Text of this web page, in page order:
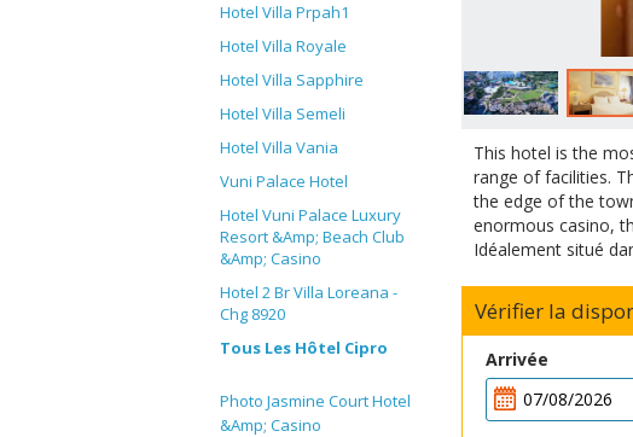
This hotel is the
range of facilities.
the edge of the
enormous casino,
Idéalement situé
Vérifier la
Arrivée
Hotel Villa Prpah1
Hotel Villa Royale
Hotel Villa Sapphire
Hotel Villa Semeli
Hotel Villa Vania
Vuni Palace Hotel
Hotel Vuni Palace Luxury
Resort &Amp; Beach Club
&Amp; Casino
Hotel 2 Br Villa Loreana -
Chg 8920
Tous Les Hôtel Cipro
Photo Jasmine Court Hotel
&Amp; Casino